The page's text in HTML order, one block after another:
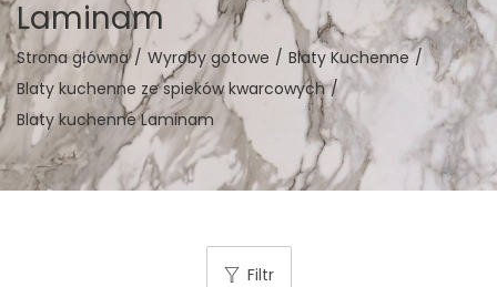
Laminam
Strona główna / Wyroby gotowe / Blaty Kuchenne /
Blaty kuchenne ze spieków kwarcowych /
Blaty kuchenne Laminam
Filtr